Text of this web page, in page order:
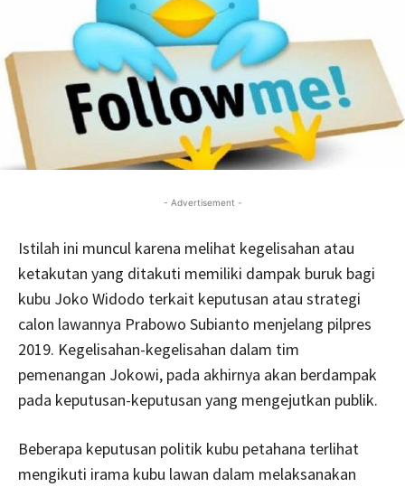
- Advertisement -
Istilah ini muncul karena melihat kegelisahan atau
ketakutan yang ditakuti memiliki dampak buruk bagi
kubu Joko Widodo terkait keputusan atau strategi
calon lawannya Prabowo Subianto menjelang pilpres
2019. Kegelisahan-kegelisahan dalam tim
pemenangan Jokowi, pada akhirnya akan berdampak
pada keputusan-keputusan yang mengejutkan publik.
Beberapa keputusan politik kubu petahana terlihat
mengikuti irama kubu lawan dalam melaksanakan